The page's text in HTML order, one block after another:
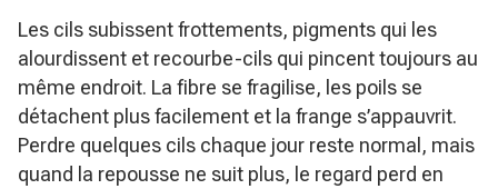
Les cils subissent frottements, pigments qui les
alourdissent et recourbe-cils qui pincent toujours au
même endroit. La fibre se fragilise, les poils se
détachent plus facilement et la frange s’appauvrit.
Perdre quelques cils chaque jour reste normal, mais
quand la repousse ne suit plus, le regard perd en